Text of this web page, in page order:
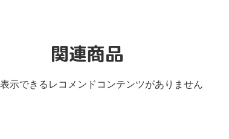
関連商品
表示できるレコメンドコンテンツがありません